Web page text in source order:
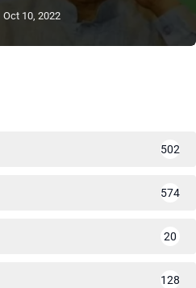
Oct 10, 2022
502
574
20
128